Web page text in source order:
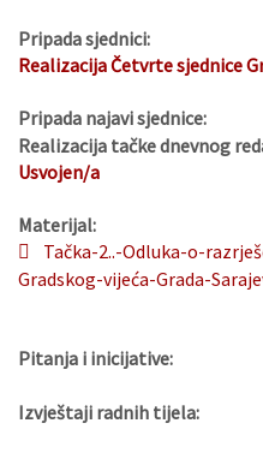
Pripada sjednici:
Realizacija Četvrte sjednice
Pripada najavi sjednice:
Realizacija tačke dnevnog
Usvojen/a
Materijal:
Tačka-2..-Odluka-o-
Gradskog-vijeća-Grada-
Pitanja i inicijative:
Izvještaji radnih tijela: